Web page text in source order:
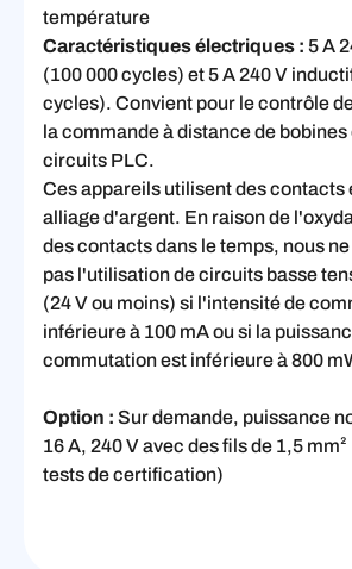
température
Caractéristiques électriques : 5 A
(100 000 cycles) et 5 A 240 V
cycles). Convient pour le contrôle
la commande à distance de bobines
circuits PLC.
Ces appareils utilisent des contacts
alliage d'argent. En raison de
des contacts dans le temps, nous
pas l'utilisation de circuits basse
(24 V ou moins) si l'intensité de
inférieure à 100 mA ou si la
commutation est inférieure à 800
Option : Sur demande, puissance
16 A, 240 V avec des fils de 1,5
tests de certification)